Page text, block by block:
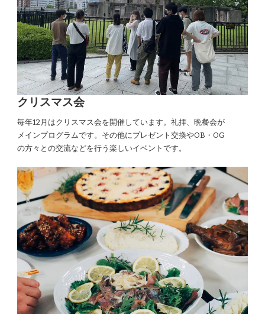
クリスマス会
毎年12月はクリスマス会を開催しています。礼拝、晩餐会が
メインプログラムです。その他にプレゼント交換やOB・OG
の方々との交流などを行う楽しいイベントです。